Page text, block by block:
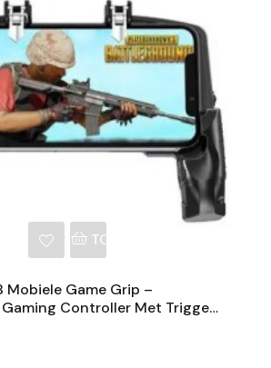
TOEVOEGEN AAN
Mobiele Game Grip –
Controller Met Triggers